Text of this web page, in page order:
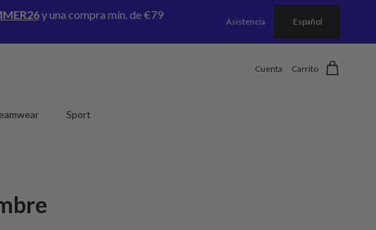
y una compra mín. de €79
Asistencia Español
Cuenta Carrito
Sport